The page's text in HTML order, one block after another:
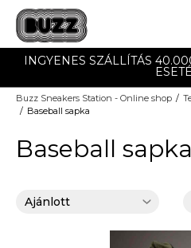
RENDELÉS
Buzz Sneakers Station - Online shop
Baseball sapka
Baseball sapka